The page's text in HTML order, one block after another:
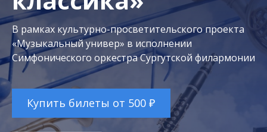
В рамках культурно-просветительского проекта
«Музыкальный универ» в исполнении
Симфонического оркестра Сургутской филармонии
Купить билеты от 500 ₽